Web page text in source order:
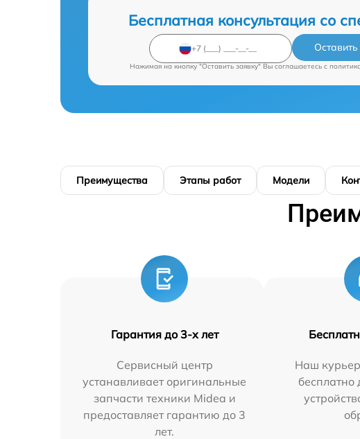
Бесплатная консультация со
Нажимая на кнопку "Оставить заявку" Вы соглашаетесь c
Преимущества Этапы работ Модели
Гарантия до 3-х лет
Сервисный центр
устанавливает оригинальные
запчасти техники Midea и
предоставляет гарантию до 3
лет.
Наш
бесплатно